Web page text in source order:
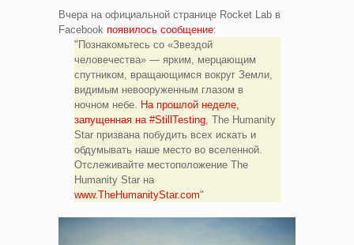
Вчера на официальной странице Rocket Lab в
Facebook появилось сообщение:
Познакомьтесь со «Звездой
человечества» — ярким, мерцающим
спутником, вращающимся вокруг Земли,
видимым невооруженным глазом в
ночном небе. На прошлой неделе,
запущенная на #StillTesting, The Humanity
Star призвана побудить всех искать и
обдумывать наше место во вселенной.
Отслеживайте местоположение The
Humanity Star на
www.TheHumanityStar.com